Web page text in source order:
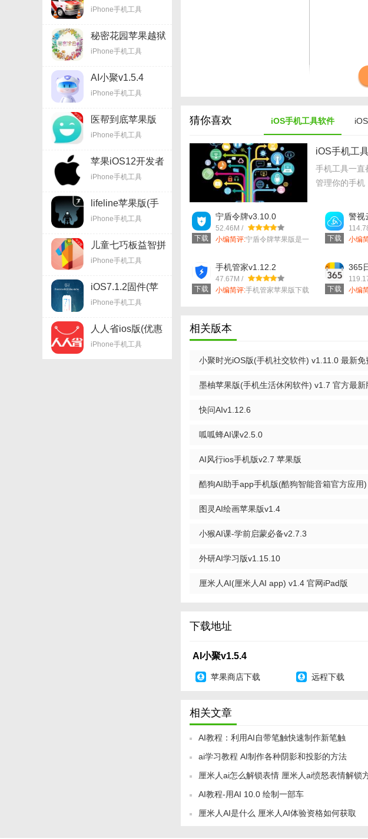
ios版(模拟停车游
戏) v1.8 最新苹果
iPhone手机工具
秘密花园苹果越狱
版(手机休闲游戏)
v1.8 iPhone版
iPhone手机工具
AI小聚v1.5.4
iPhone手机工具
医帮到底苹果版
(手机医疗软件)
v1.9.4 iOS版
iPhone手机工具
苹果iOS12开发者
预览版beta3描述
文件官方版
iPhone手机工具
lifeline苹果版(手
机冒险解谜游戏)
v1.15 iOS版
iPhone手机工具
儿童七巧板益智拼
图苹果版(手机益
智游戏) v3.14.0
iPhone手机工具
iOS7.1.2固件(苹
果全系列产品固
件) 最新版
iPhone手机工具
人人省ios版(优惠
券购物平台) v1.5
iPhone版
iPhone手机工具
【AI小聚技巧】
1. 智能问答：直接输入问题或需求，AI小聚会
2. 兴趣探索：在“发现”板块，AI小聚会根据用户
趣。
4. 个性化推荐：通过不断与AI小聚互动，它能
容。
1. 高度智能化：AI小聚具备深度学习能力，能够
【AI小聚玩法】
1. 社交互动：与AI小聚进行日常对话，分享心情
2. 兴趣社群：加入或创建兴趣小组，与志同道合
AI小聚作为一款集社交、娱乐、学习、生活助
场景覆盖的特点，为用户带来了前所未有的智
服务的各年龄段人群，都能在这里找到属于自
享受智能服务的同时，也能安心使用。
猜你喜欢 iOS手机工具软件
iOS手机工
手机工具一直
管理你的手机
下载
宁盾令牌v3.10.0
52.46M /
小编简评:宁盾令牌苹果版是一
下载
警视
小编
下载
手机管家v1.12.2
47.67M /
小编简评:手机管家苹果版下载
下载
365
小编
相关版本
小聚时光iOS版(手机社交软件) v1.11.0 最新免
墨柚苹果版(手机生活休闲软件) v1.7 官方最新
快问AIv1.12.6
呱呱蜂AI课v2.5.0
AI风行ios手机版v2.7 苹果版
酷狗AI助手app手机版(酷狗智能音箱官方应用)
v1.8.13 苹果版
图灵AI绘画苹果版v1.4
小猴AI课-学前启蒙必备v2.7.3
外研AI学习版v1.15.10
厘米人AI(厘米人AI app) v1.4 官网iPad版
下载地址
AI小聚v1.5.4
苹果商店下载 远程下载
相关文章
AI教程：利用AI自带笔触快速制作新笔触
ai学习教程 AI制作各种阴影和投影的方法
厘米人ai怎么解锁表情 厘米人ai愤怒表情解锁
法
AI教程-用AI 10.0 绘制一部车
厘米人AI是什么 厘米人AI体验资格如何获取